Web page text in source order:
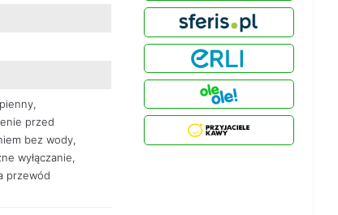
przed
bez wody,
wyłączanie,
przewód